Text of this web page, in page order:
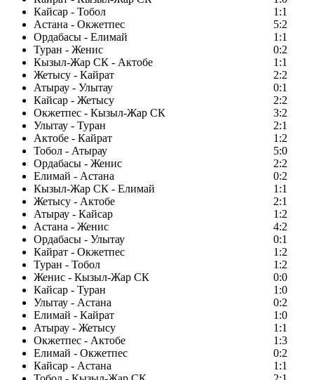
Кайсар - Тобол
1:1
Астана - Окжетпес
5:2
Ордабасы - Елимай
1:1
Туран - Женис
0:2
Кызыл-Жар СК - Актобе
1:1
Жетысу - Кайрат
2:2
Атырау - Улытау
0:1
Кайсар - Жетысу
2:2
Окжетпес - Кызыл-Жар СК
3:2
Улытау - Туран
2:1
Актобе - Кайрат
1:2
Тобол - Атырау
5:0
Ордабасы - Женис
2:2
Елимай - Астана
0:2
Кызыл-Жар СК - Елимай
1:1
Жетысу - Актобе
2:1
Атырау - Кайсар
1:2
Астана - Женис
4:2
Ордабасы - Улытау
0:1
Кайрат - Окжетпес
1:2
Туран - Тобол
1:2
Женис - Кызыл-Жар СК
0:0
Кайсар - Туран
1:0
Улытау - Астана
0:2
Елимай - Кайрат
1:0
Атырау - Жетысу
1:1
Окжетпес - Актобе
1:3
Елимай - Окжетпес
0:2
Кайсар - Астана
1:1